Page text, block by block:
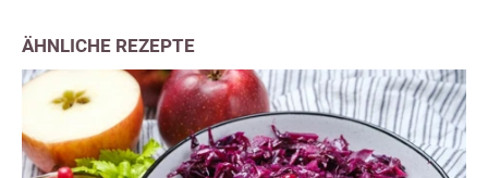
ÄHNLICHE REZEPTE